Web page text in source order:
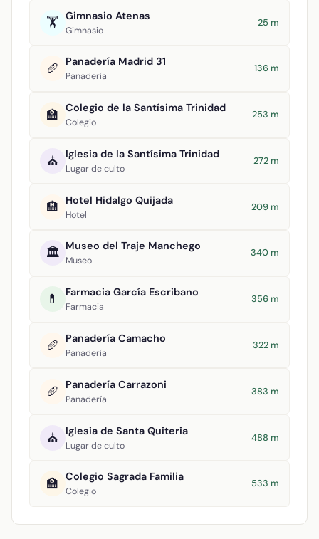
🏋️ Gimnasio Atenas
Gimnasio
25 m
🥖 Panadería Madrid 31
Panadería
136 m
🏫 Colegio de la Santísima Trinidad
Colegio
253 m
⛪ Iglesia de la Santísima Trinidad
Lugar de culto
272 m
🏨 Hotel Hidalgo Quijada
Hotel
209 m
🏛️ Museo del Traje Manchego
Museo
340 m
💊 Farmacia García Escribano
Farmacia
356 m
🥖 Panadería Camacho
Panadería
322 m
🥖 Panadería Carrazoni
Panadería
383 m
⛪ Iglesia de Santa Quiteria
Lugar de culto
488 m
🏫 Colegio Sagrada Familia
Colegio
533 m